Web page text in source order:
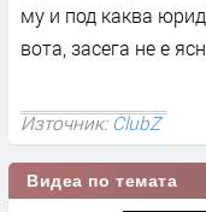
му и под каква
вота, засега не е
Източник:ClubZ
Видеа по темата